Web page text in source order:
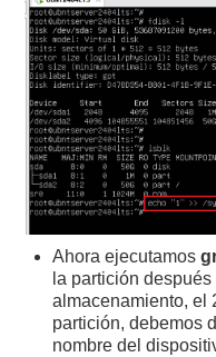
Ahora ejecutamos
la partición
almacenamiento, el
partición, debemos
nombre del